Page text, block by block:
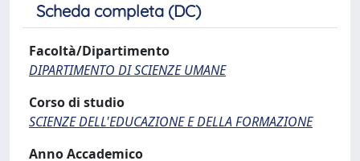
Scheda completa (DC)
Facoltà/Dipartimento
DIPARTIMENTO DI SCIENZE UMANE
Corso di studio
SCIENZE DELL'EDUCAZIONE E DELLA FORMAZIONE
Anno Accademico